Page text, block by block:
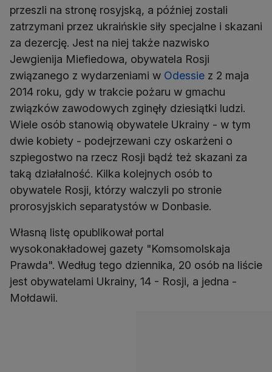
przeszli na stronę rosyjską, a później zostali
zatrzymani przez ukraińskie siły specjalne i skazani
za dezercję. Jest na niej także nazwisko
Jewgienija Miefiedowa, obywatela Rosji
związanego z wydarzeniami w Odessie z 2 maja
2014 roku, gdy w trakcie pożaru w gmachu
związków zawodowych zginęły dziesiątki ludzi.
Wiele osób stanowią obywatele Ukrainy - w tym
dwie kobiety - podejrzewani czy oskarżeni o
szpiegostwo na rzecz Rosji bądź też skazani za
taką działalność. Kilka kolejnych osób to
obywatele Rosji, którzy walczyli po stronie
prorosyjskich separatystów w Donbasie.
Własną listę opublikował portal
wysokonakładowej gazety "Komsomolskaja
Prawda". Według tego dziennika, 20 osób na liście
jest obywatelami Ukrainy, 14 - Rosji, a jedna -
Mołdawii.